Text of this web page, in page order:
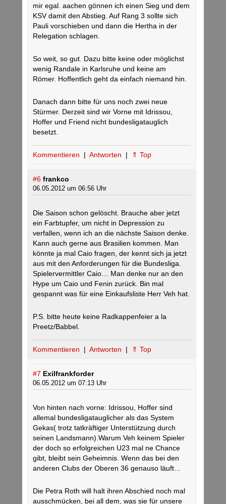
mir egal. aachen gönnen ich einen Sieg und dem
KSV damit den Abstieg. Auf Rang 3 sollte sich
Pauli vorschieben und dann die Hertha in der
Relegation schlagen.
So weit, so gut. Dazu bitte keine oder möglichst
wenig Randale in Karlsruhe und keine am
Römer. Hoffentlich geht da einfach niemand hin.
Danach dann bitte für uns noch zwei neue
Stürmer. Derzeit sind wir Vorne mit Idrissou,
Hoffer und Friend nicht bundesligatauglich
besetzt.
Kommentieren | Antworten | ⇑ Top
#6 frankco
06.05.2012 um 06:56 Uhr
Die Saison schon gelöscht. Brauche aber jetzt
ein Farbtupfer, um nicht in Depression zu
verfallen, wenn ich an die nächste Saison denke.
Kann auch gerne aus Brasilien kommen. Man
könnte ja mal Caio fragen, der kennt sich ja jetzt
aus mit den Anforderungen für die Bundesliga.
Spielervermittler Caio… Man denke nur an den
Hype um Caio und Fenin zurück. Bin mal
gespannt was für eine Einkaufsliste Herr Veh hat.
P.S. bitte heute keine Radkappenfeier a la
Preetz/Babbel.
Kommentieren | Antworten | ⇑ Top
#7 Exilfrankforder
06.05.2012 um 07:13 Uhr
Von hinten nach vorne: Idrissou, Hoffer sind
allemal bundesligatauglicher als das System
Gekas( trotz tatkräftiger Unterstützung durch
seinen Landsmann).Warum Veh keinem Spieler
der doch so erfolgreichen U23 mal ne Chance
gibt, bleibt sein Geheimnis. Wenn das bei den
anderen Clubs der Oberen 36 genauso läuft…
Die Petra Roth will halt ihren Abschied noch mal
ausschmücken, bei all dem, was sie für unsere